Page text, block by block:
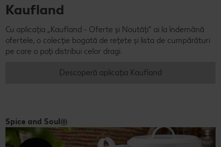
Kaufland
Cu aplicația „Kaufland - Oferte și Noutăți” ai la îndemână
ofertele, o colecție bogată de rețete și lista de cumpărături
pe care o poți distribui celor dragi.
Descoperă aplicația Kaufland
Spice and Soul®